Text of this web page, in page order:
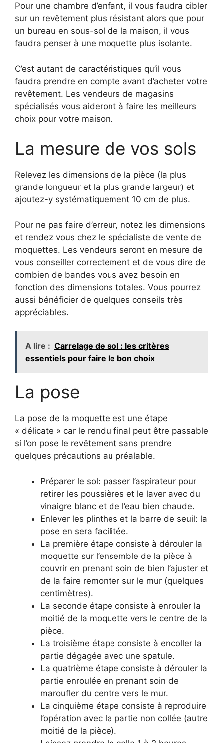
Pour une chambre d’enfant, il vous faudra cibler
sur un revêtement plus résistant alors que pour
un bureau en sous-sol de la maison, il vous
faudra penser à une moquette plus isolante.
C’est autant de caractéristiques qu’il vous
faudra prendre en compte avant d’acheter votre
revêtement. Les vendeurs de magasins
spécialisés vous aideront à faire les meilleurs
choix pour votre maison.
La mesure de vos sols
Relevez les dimensions de la pièce (la plus
grande longueur et la plus grande largeur) et
ajoutez-y systématiquement 10 cm de plus.
Pour ne pas faire d’erreur, notez les dimensions
et rendez vous chez le spécialiste de vente de
moquettes. Les vendeurs seront en mesure de
vous conseiller correctement et de vous dire de
combien de bandes vous avez besoin en
fonction des dimensions totales. Vous pourrez
aussi bénéficier de quelques conseils très
appréciables.
A lire : Carrelage de sol : les critères
essentiels pour faire le bon choix
La pose
La pose de la moquette est une étape
« délicate » car le rendu final peut être passable
si l’on pose le revêtement sans prendre
quelques précautions au préalable.
Préparer le sol: passer l’aspirateur pour
retirer les poussières et le laver avec du
vinaigre blanc et de l’eau bien chaude.
Enlever les plinthes et la barre de seuil: la
pose en sera facilitée.
La première étape consiste à dérouler la
moquette sur l’ensemble de la pièce à
couvrir en prenant soin de bien l’ajuster et
de la faire remonter sur le mur (quelques
centimètres).
La seconde étape consiste à enrouler la
moitié de la moquette vers le centre de la
pièce.
La troisième étape consiste à encoller la
partie dégagée avec une spatule.
La quatrième étape consiste à dérouler la
partie enroulée en prenant soin de
maroufler du centre vers le mur.
La cinquième étape consiste à reproduire
l’opération avec la partie non collée (autre
moitié de la pièce).